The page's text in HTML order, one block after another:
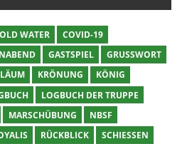
WATER
COVID-19
GASTSPIEL
GRUSSWORT
KRÖNUNG
KÖNIG
LOGBUCH DER TRUPPE
MARSCHÜBUNG
NBSF
RÜCKBLICK
SCHIESSEN